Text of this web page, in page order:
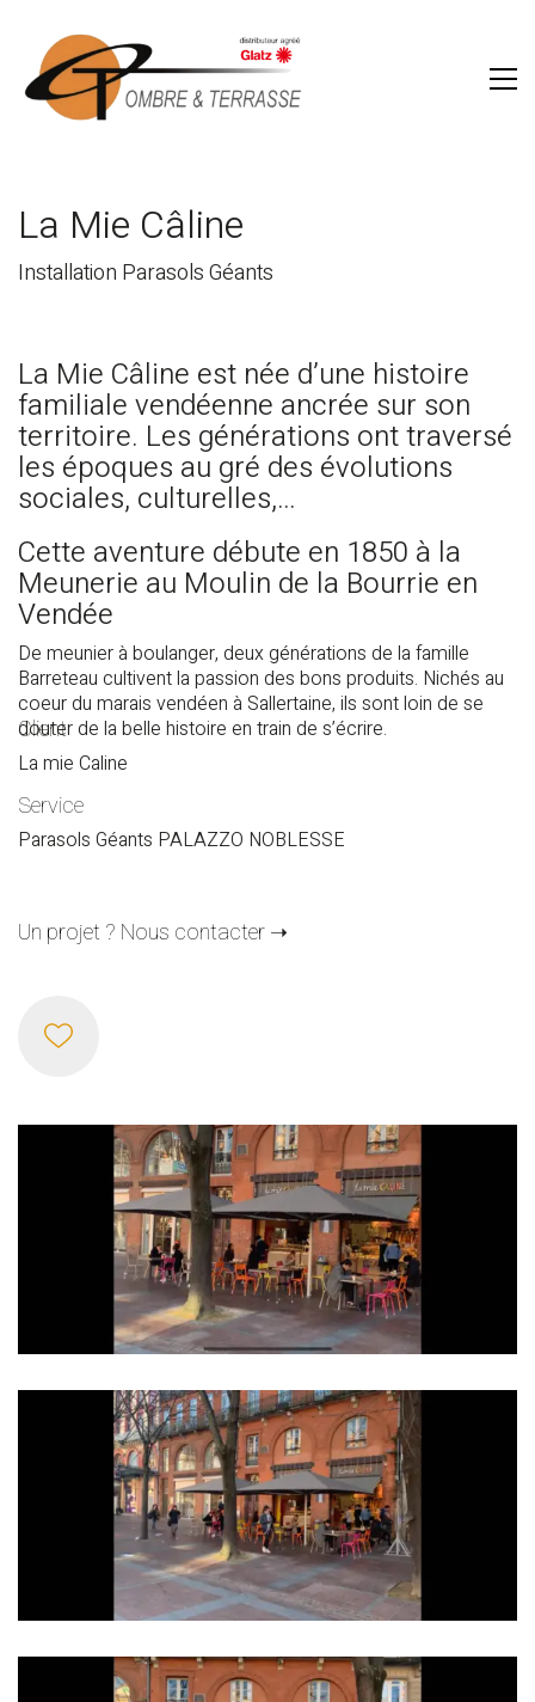
La Mie Câline
Installation Parasols Géants
La Mie Câline est née d’une histoire
familiale vendéenne ancrée sur son
territoire. Les générations ont traversé
les époques au gré des évolutions
sociales, culturelles,…
Cette aventure débute en 1850 à la
Meunerie au Moulin de la Bourrie en
Vendée
De meunier à boulanger, deux générations de la famille
Barreteau cultivent la passion des bons produits. Nichés au
coeur du marais vendéen à Sallertaine, ils sont loin de se
douter de la belle histoire en train de s’écrire.
Client
La mie Caline
Service
Parasols Géants PALAZZO NOBLESSE
Un projet ? Nous contacter